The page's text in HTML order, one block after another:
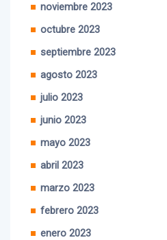
noviembre 2023
octubre 2023
septiembre 2023
agosto 2023
julio 2023
junio 2023
mayo 2023
abril 2023
marzo 2023
febrero 2023
enero 2023